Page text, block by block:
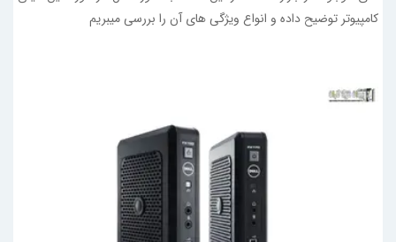
کامپیوتر توضیح داده و انواع ویژگی های آن را بررسی میبریم